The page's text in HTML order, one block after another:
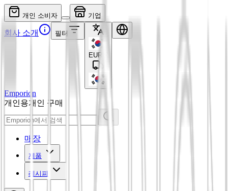
개인 소비자 기업
회사 소개 필터
EUR
Emporion
개인용개인 구매
매장
제품
레시피